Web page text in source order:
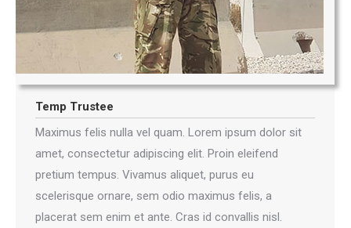
Temp Trustee
Maximus felis nulla vel quam. Lorem ipsum dolor sit
amet, consectetur adipiscing elit. Proin eleifend
pretium tempus. Vivamus aliquet, purus eu
scelerisque ornare, sem odio maximus felis, a
placerat sem enim et ante. Cras id convallis nisl.